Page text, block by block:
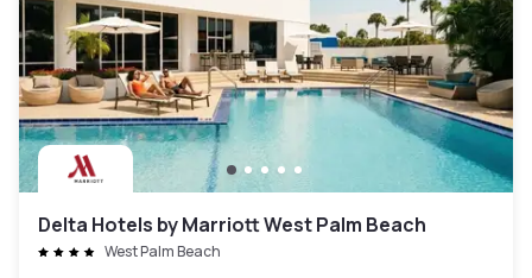
Delta Hotels by Marriott West Palm Beach
West Palm Beach